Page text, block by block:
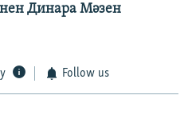
Динара Мәзен
Follow us